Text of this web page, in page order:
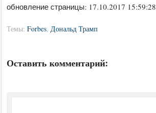
обновление страницы: 17.10.2017 15:59:28
Темы:Forbes,Дональд Трамп
Оставить комментарий: